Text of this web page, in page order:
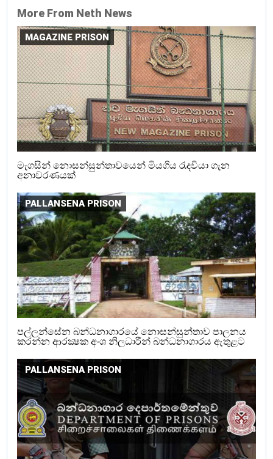
More From Neth News
MAGAZINE PRISON
මැගසින් නොසන්සුන්තාවයෙන් මියගිය රැදවියා ගැන
අනාවරණයක්
PALLANSENA PRISON
පල්ලන්සේන බන්ධනාගාරයේ නොසන්සුන්තාව පාලනය
කරන්න ආරක්‍ෂක අංශ නිලධාරීන් බන්ධනාගාරය ඇතුළට
PALLANSENA PRISON